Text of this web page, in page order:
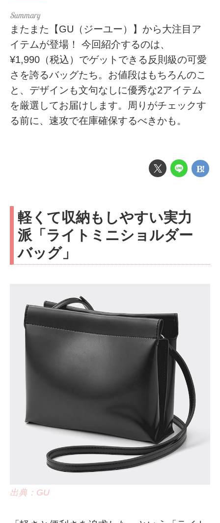
またまた【GU（ジーユー）】から大注目ア
イテムが登場！ 今回紹介するのは、
¥1,990（税込）でゲットできる反則級の可愛
さを誇るバッグたち。お値段はもちろんのこ
と、デザインも文句なしに優秀な2アイテム
を厳選してお届けします。周りがチェックす
る前に、速攻で在庫確保するべきかも。
軽くて収納もしやすい実力
派「ライトミニショルダー
バッグ」
出典：GU